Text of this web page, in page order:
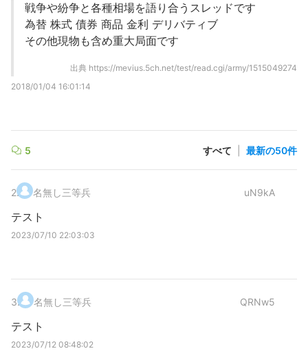
戦争や紛争と各種相場を語り合うスレッドです
為替 株式 債券 商品 金利 デリバティブ
その他現物も含め重大局面です
出典 https://mevius.5ch.net/test/read.cgi/army/1515049274
2018/01/04 16:01:14
5 すべて 最新の50件
2. 名無し三等兵 uN9kA
テスト
2023/07/10 22:03:03
3. 名無し三等兵 QRNw5
テスト
2023/07/12 08:48:02